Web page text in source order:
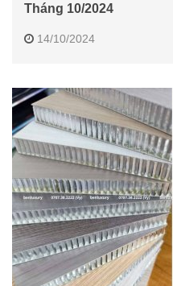
Tháng 10/2024
14/10/2024